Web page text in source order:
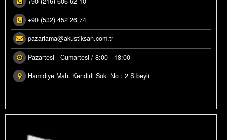
Ürün Fiyatları
Fiyatlandırma
Siparişler Hakkında
MALZEMELERI
PROJE REFERANSLAR
RESIMLERI
+90 (532) 452 26 74
pazarlama@akustiksan.com.tr
Pazartesi - Cumartesi / 8:00 - 18:00
Hamidiye Mah. Kendirli Sok. No : 2 S.beyli